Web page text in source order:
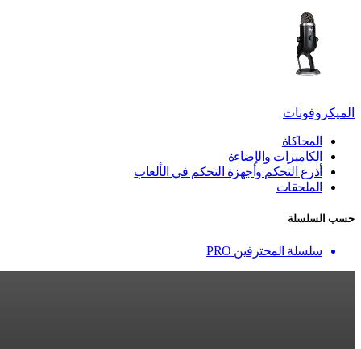
الميكروفونات
المحاكاة
الكاميرات والإضاءة
أذرع التحكم وأجهزة التحكم في الألعاب
الملحقات
حسب السلسلة
سلسلة المحترفين PRO